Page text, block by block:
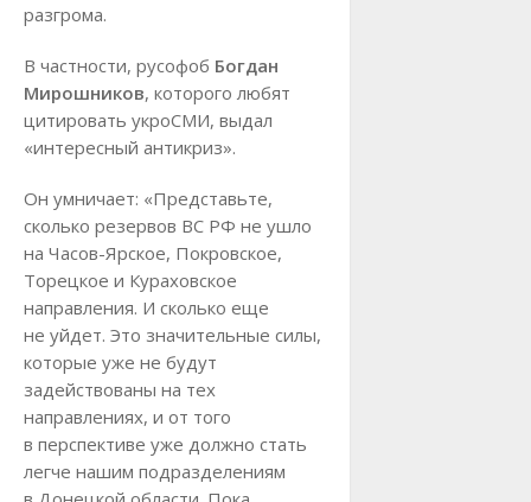
разгрома.
В частности, русофоб Богдан
Мирошников, которого любят
цитировать укроСМИ, выдал
«интересный антикриз».
Он умничает: «Представьте,
сколько резервов ВС РФ не ушло
на Часов-Ярское, Покровское,
Торецкое и Кураховское
направления. И сколько еще
не уйдет. Это значительные силы,
которые уже не будут
задействованы на тех
направлениях, и от того
в перспективе уже должно стать
легче нашим подразделениям